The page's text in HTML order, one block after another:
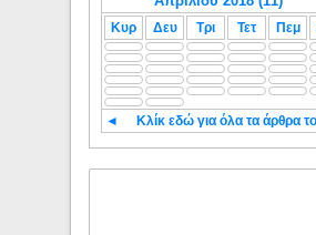
Κυρ Δευ Τρι Τετ Πεμ
◄ Κλίκ εδώ για όλα τα άρθρα